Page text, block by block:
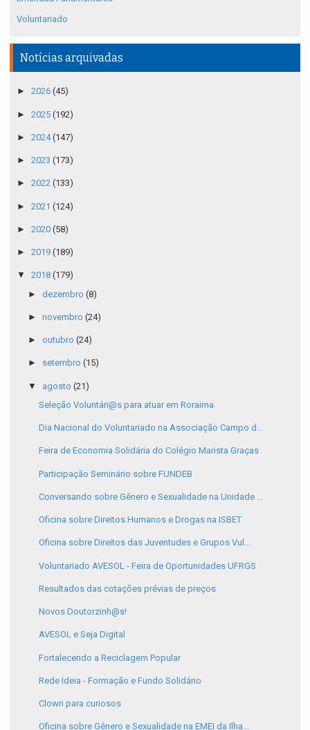
Voluntariado
Notícias arquivadas
► 2026 (45)
► 2025 (192)
► 2024(147)
► 2023 (173)
► 2022 (133)
► 2021 (124)
► 2020 (58)
► 2019 (189)
▼ 2018 (179)
► dezembro (8)
► novembro (24)
► outubro (24)
► setembro (15)
▼ agosto (21)
Seleção Voluntári@s para atuar em Roraima
Dia Nacional do Voluntariado na Associação Campo d...
Feira de Economia Solidária do Colégio Marista Graças
Participação Seminário sobre FUNDEB
Conversando sobre Gênero e Sexualidade na Unidade ...
Oficina sobre Direitos Humanos e Drogas na ISBET
Oficina sobre Direitos das Juventudes e Grupos Vul...
Voluntariado AVESOL - Feira de Oportunidades UFRGS
Resultados das cotações prévias de preços
Novos Doutorzinh@s!
AVESOL e Seja Digital
Fortalecendo a Reciclagem Popular
Rede Ideia - Formação e Fundo Solidário
Clown para curiosos
Oficina sobre Gênero e Sexualidade na EMEI da Ilha...